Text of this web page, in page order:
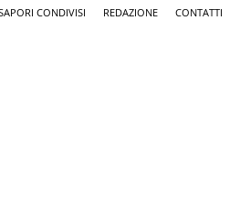
CONDIVISI REDAZIONE CONTATTI